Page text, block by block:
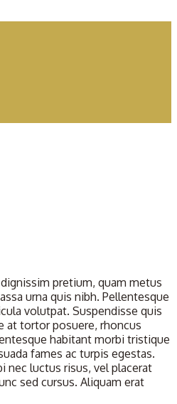
pretium, quam metus
urna quis nibh. Pellentesque
volutpat. Suspendisse quis
at tortor posuere, rhoncus
habitant morbi tristique
fames ac turpis egestas.
nec luctus risus, vel placerat
sed cursus. Aliquam erat